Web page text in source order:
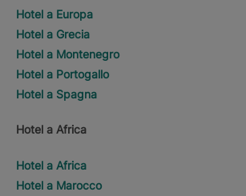
Hotel a Europa
Hotel a Grecia
Hotel a Montenegro
Hotel a Portogallo
Hotel a Spagna
Hotel a Africa
Hotel a Africa
Hotel a Marocco